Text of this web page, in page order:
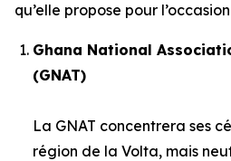
qu’elle propose pour
Ghana National
(GNAT)
La GNAT concentrera ses
région de la Volta, mais